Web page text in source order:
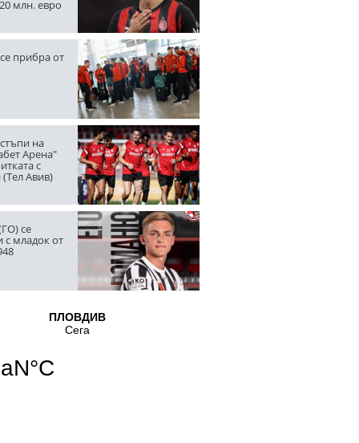
млн. евро
прибра от
на
Арена"
с
Авив)
се
с младок от